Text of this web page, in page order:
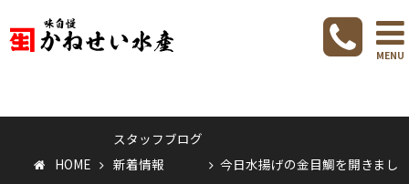
MENU
スタッフブ
新着情報
HOME
スタッフブログ
新着情報
今日水揚げの金目鯛を開きまし